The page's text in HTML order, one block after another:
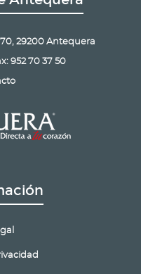
29200 Antequera
952 70 37 50